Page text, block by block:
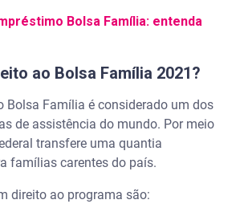
Bolsa Família: entenda
ao Bolsa Família 2021?
Bolsa Família é considerado um dos
de assistência do mundo. Por meio
transfere uma quantia
famílias carentes do país.
direito ao programa são: